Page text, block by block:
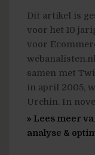
Dit artikel is
voor het 10
voor
samen met
in april 2005,
Urchin. In
» Lees meer
analyse &